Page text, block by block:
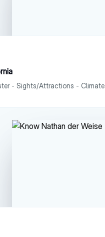
- Sights/Attractions - Climate